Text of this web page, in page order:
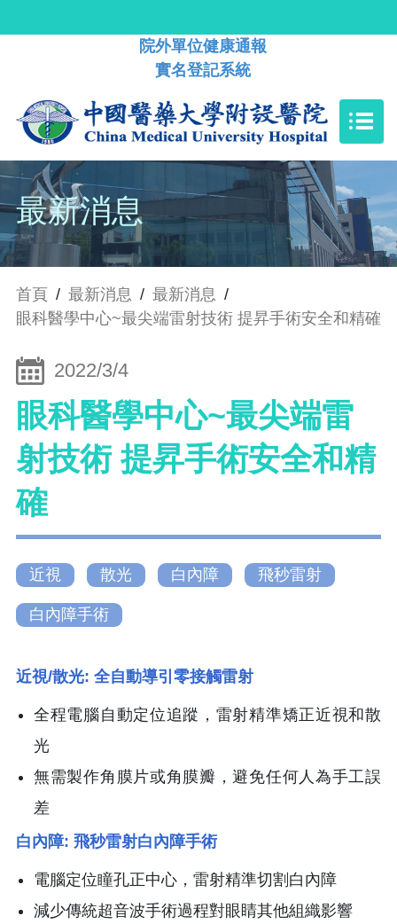
院外單位健康通報
實名登記系統
最新消息
首頁 / 最新消息 / 最新消息 /
眼科醫學中心~最尖端雷射技術 提昇手術安全和精確
2022/3/4
眼科醫學中心~最尖端雷
射技術 提昇手術安全和精
確
近視 散光 白內障 飛秒雷射
白內障手術
近視/散光: 全自動導引零接觸雷射
全程電腦自動定位追蹤，雷射精準矯正近視和散
光
無需製作角膜片或角膜瓣，避免任何人為手工誤
差
白內障: 飛秒雷射白內障手術
電腦定位瞳孔正中心，雷射精準切割白內障
減少傳統超音波手術過程對眼睛其他組織影響